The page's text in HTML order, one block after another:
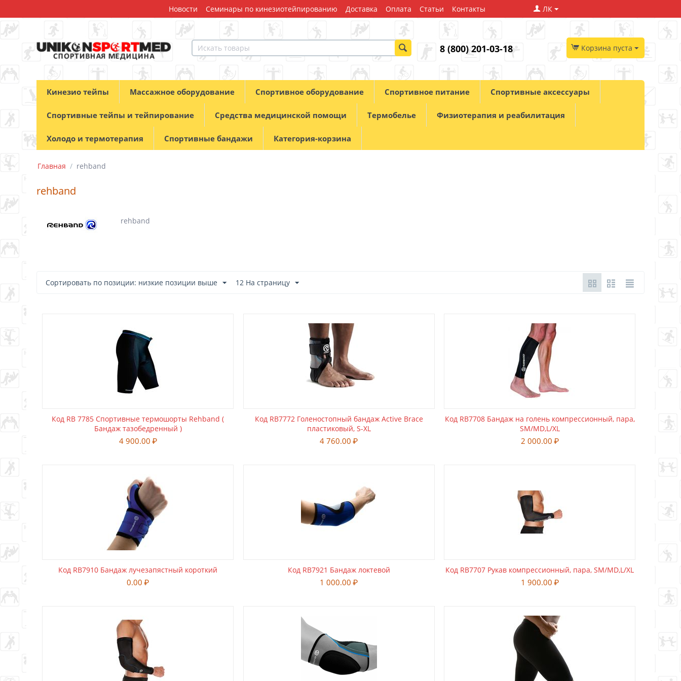
Новости Семинары по кинезиотейпированию Доставка Оплата Статьи Контакты ЛК
8 (800) 201-03-18 Корзина пуста
Кинезио тейпы Массажное оборудование Спортивное оборудование Спортивное питание Спортивные аксессуары
Спортивные тейпы и тейпирование Средства медицинской помощи Термобелье Физиотерапия и реабилитация
Холодо и термотерапия Спортивные бандажи Категория-корзина
Главная / rehband
rehband
rehband
Сортировать по позиции: низкие позиции выше 12 На страницу
Код RB 7785 Спортивные термошорты Rehband (
Бандаж тазобедренный )
4 900.00 ₽
Код RB7772 Голеностопный бандаж Active Brace
пластиковый, S-XL
4 760.00 ₽
Код RB7708 Бандаж на голень компрессионный, пара,
SM/МD,L/XL
2 000.00 ₽
Код RB7910 Бандаж лучезапястный короткий
0.00 ₽
Код RB7921 Бандаж локтевой
1 000.00 ₽
Код RB7707 Рукав компрессионный, пара, SM/МD,L/XL
1 900.00 ₽